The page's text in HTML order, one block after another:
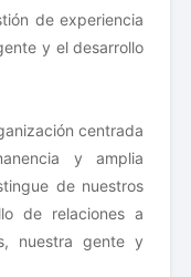
de experiencia
y el desarrollo
centrada
y amplia
de nuestros
de relaciones a
nuestra gente y